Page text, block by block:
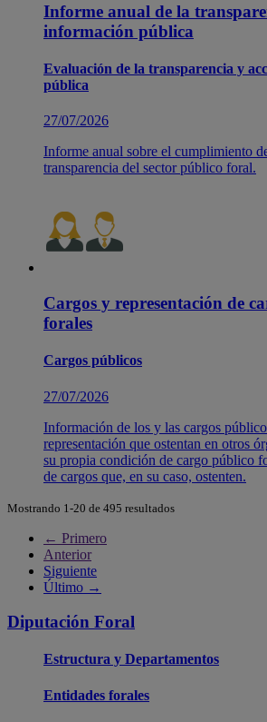
Informe anual de la
información pública
Evaluación de la transparencia y
pública
27/07/2026
Informe anual sobre el cumplimiento
transparencia del sector público foral.
Cargos y representación de
forales
Cargos públicos
27/07/2026
Información de los y las cargos
representación que ostentan en otros
su propia condición de cargo público
de cargos que, en su caso, ostenten.
Mostrando 1-20 de 495 resultados
← Primero
Anterior
Siguiente
Último →
Diputación Foral
Estructura y Departamentos
Entidades forales